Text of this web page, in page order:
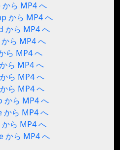
ら MP4 へ
から MP4 へ
から MP4 へ
ら MP4 へ
ら MP4 へ
ら MP4 へ
ら MP4 へ
ら MP4 へ
から MP4 へ
から MP4 へ
ら MP4 へ
から MP4 へ